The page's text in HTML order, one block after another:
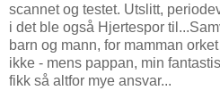
scannet og testet. Utslitt,
i det ble også Hjertespor
barn og mann, for mamman
ikke - mens pappan, min
fikk så altfor mye ansvar...